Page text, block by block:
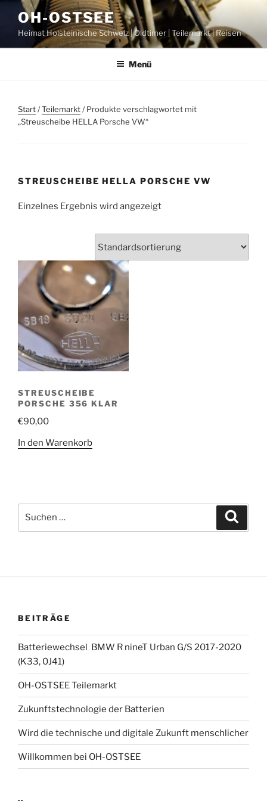
Inhalt
springen
OH-OSTSEE
Heimat Holsteinische Schweiz | Oldtimer | Teilemarkt | Reisen
Menü
Start/Teilemarkt/ Produkte verschlagwortet mit
„Streuscheibe HELLA Porsche VW“
STREUSCHEIBE HELLA PORSCHE VW
Einzelnes Ergebnis wird angezeigt
STREUSCHEIBE
PORSCHE 356 KLAR
€90,00
In den Warenkorb
nach:
BEITRÄGE
Batteriewechsel BMW R nineT Urban G/S 2017-2020
(K33, 0J41)
OH-OSTSEE Teilemarkt
Zukunftstechnologie der Batterien
Wird die technische und digitale Zukunft menschlicher
Willkommen bei OH-OSTSEE